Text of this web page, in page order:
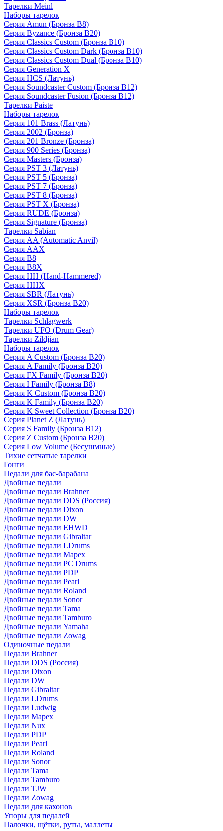
Тарелки Meinl
Наборы тарелок
Серия Amun (Бронза B8)
Серия Byzance (Бронза B20)
Серия Classics Custom (Бронза B10)
Серия Classics Custom Dark (Бронза B10)
Серия Classics Custom Dual (Бронза B10)
Серия Generation X
Серия HCS (Латунь)
Серия Soundcaster Custom (Бронза B12)
Серия Soundcaster Fusion (Бронза B12)
Тарелки Paiste
Наборы тарелок
Серия 101 Brass (Латунь)
Серия 2002 (Бронза)
Серия 201 Bronze (Бронза)
Серия 900 Series (Бронза)
Серия Masters (Бронза)
Серия PST 3 (Латунь)
Серия PST 5 (Бронза)
Серия PST 7 (Бронза)
Серия PST 8 (Бронза)
Серия PST X (Бронза)
Серия RUDE (Бронза)
Серия Signature (Бронза)
Тарелки Sabian
Серия AA (Automatic Anvil)
Серия AAX
Серия B8
Серия B8X
Серия HH (Hand-Hammered)
Серия HHX
Серия SBR (Латунь)
Серия XSR (Бронза B20)
Наборы тарелок
Тарелки Schlagwerk
Тарелки UFO (Drum Gear)
Тарелки Zildjian
Наборы тарелок
Серия A Custom (Бронза B20)
Серия A Family (Бронза B20)
Серия FX Family (Бронза B20)
Серия I Family (Бронза B8)
Серия K Custom (Бронза B20)
Серия K Family (Бронза B20)
Серия K Sweet Collection (Бронза B20)
Серия Planet Z (Латунь)
Серия S Family (Бронза B12)
Серия Z Custom (Бронза B20)
Серия Low Volume (Бесушмные)
Тихие сетчатые тарелки
Гонги
Педали для бас-барабана
Двойные педали
Двойные педали Brahner
Двойные педали DDS (Россия)
Двойные педали Dixon
Двойные педали DW
Двойные педали EHWD
Двойные педали Gibraltar
Двойные педали LDrums
Двойные педали Mapex
Двойные педали PC Drums
Двойные педали PDP
Двойные педали Pearl
Двойные педали Roland
Двойные педали Sonor
Двойные педали Tama
Двойные педали Tamburo
Двойные педали Yamaha
Двойные педали Zowag
Одиночные педали
Педали Brahner
Педали DDS (Россия)
Педали Dixon
Педали DW
Педали Gibraltar
Педали LDrums
Педали Ludwig
Педали Mapex
Педали Nux
Педали PDP
Педали Pearl
Педали Roland
Педали Sonor
Педали Tama
Педали Tamburo
Педали TJW
Педали Zowag
Педали для кахонов
Упоры для педалей
Палочки, щётки, руты, маллеты